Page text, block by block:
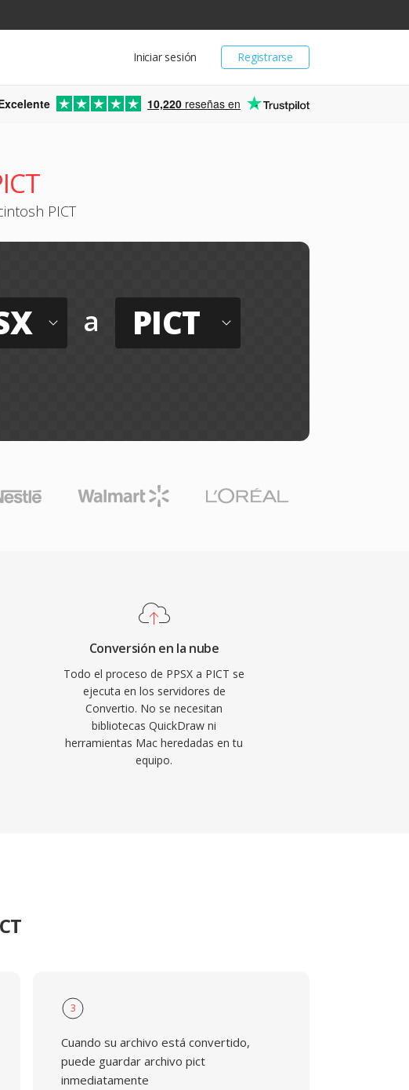
Registrarse
Iniciar sesión
10,220 reseñas en
PICT
a PICT
Conversión en la nube
Todo el proceso de PPSX a PICT se
ejecuta en los servidores de
Convertio. No se necesitan
bibliotecas QuickDraw ni
herramientas Mac heredadas en tu
equipo.
3
Cuando su archivo está convertido,
puede guardar archivo pict
inmediatamente